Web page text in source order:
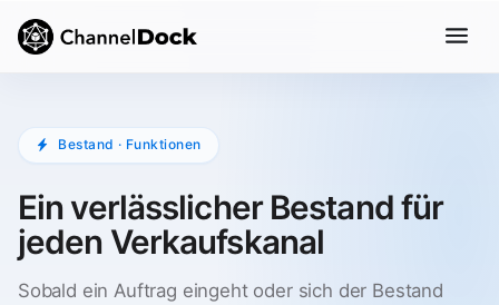
Bestand · Funktionen
Ein verlässlicher Bestand für
jeden Verkaufskanal
Sobald ein Auftrag eingeht oder sich der Bestand